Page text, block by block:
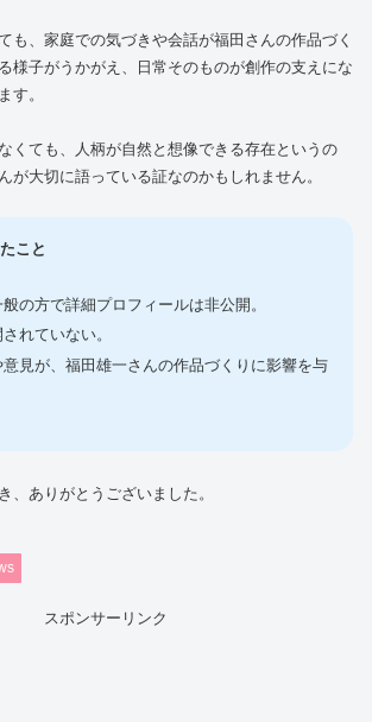
も、家庭での気づきや会話が福田さんの作品づく
様子がうかがえ、日常そのものが創作の支えにな
す。
くても、人柄が自然と想像できる存在というの
が大切に語っている証なのかもしれません。
こと
の方で詳細プロフィールは非公開。
れていない。
意見が、福田雄一さんの作品づくりに影響を与
、ありがとうございました。
スポンサーリンク